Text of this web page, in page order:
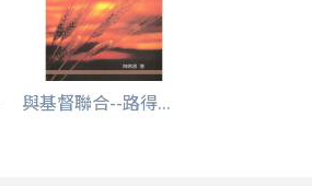
與基督聯合--路得...